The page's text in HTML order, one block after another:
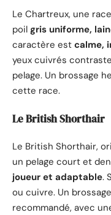
Le Chartreux, une
poil gris uniforme,
caractère est calme,
yeux cuivrés
pelage. Un brossage
cette race.
Le British Shorthair
Le British Shorthair,
un pelage court et
joueur et adaptable.
ou cuivre. Un
recommandé, avec